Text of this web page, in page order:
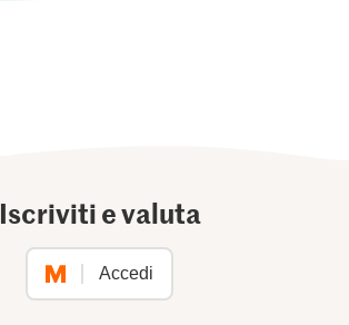
Iscriviti e valuta
Accedi